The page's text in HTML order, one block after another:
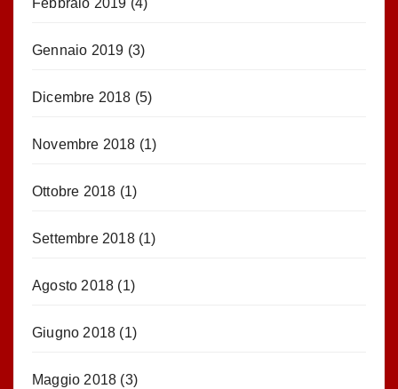
Febbraio 2019 (4)
Gennaio 2019 (3)
Dicembre 2018 (5)
Novembre 2018 (1)
Ottobre 2018 (1)
Settembre 2018(1)
Agosto 2018 (1)
Giugno 2018 (1)
Maggio 2018 (3)